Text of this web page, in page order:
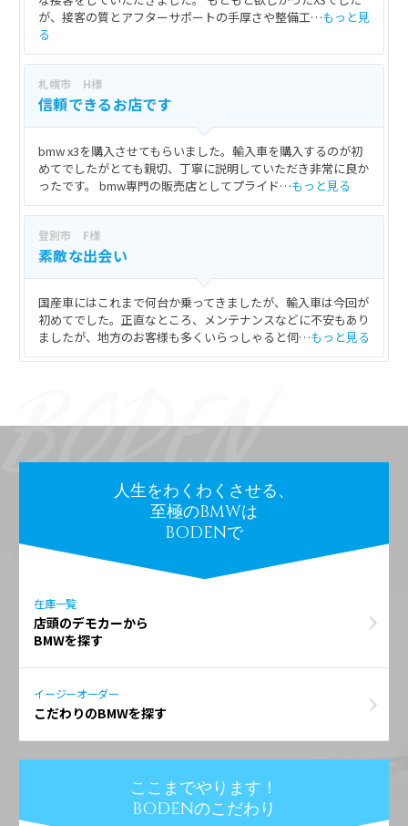
が、接客の質とアフターサポートの手厚さや整備工…もっと見
る
札幌市 H様
信頼できるお店です
bmw x3を購入させてもらいました。輸入車を購入するのが初
めてでしたがとても親切、丁寧に説明していただき非常に良か
ったです。 bmw専門の販売店としてプライド…もっと見る
登別市 F様
素敵な出会い
国産車にはこれまで何台か乗ってきましたが、輸入車は今回が
初めてでした。正直なところ、メンテナンスなどに不安もあり
ましたが、地方のお客様も多くいらっしゃると伺…もっと見る
人生をわくわくさせる、
至極のBMWは
BODENで
在庫一覧
店頭のデモカーから
BMWを探す
イージーオーダー
こだわりのBMWを探す
ここまでやります！
BODENのこだわり